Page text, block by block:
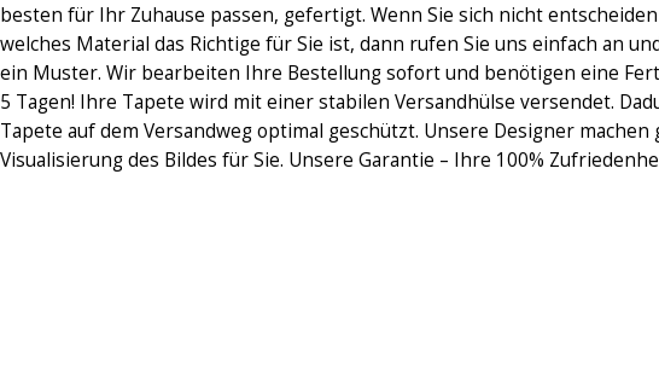
besten für Ihr Zuhause passen, gefertigt. Wenn Sie sich nicht
welches Material das Richtige für Sie ist, dann rufen Sie uns einfach an
ein Muster. Wir bearbeiten Ihre Bestellung sofort und benötigen eine
5 Tagen! Ihre Tapete wird mit einer stabilen Versandhülse versendet.
Tapete auf dem Versandweg optimal geschützt. Unsere Designer machen
Visualisierung des Bildes für Sie. Unsere Garantie – Ihre 100%